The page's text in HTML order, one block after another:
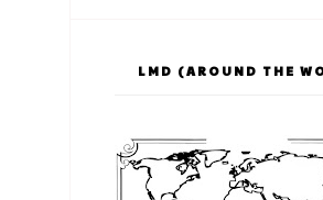
LMD (AROUND THE